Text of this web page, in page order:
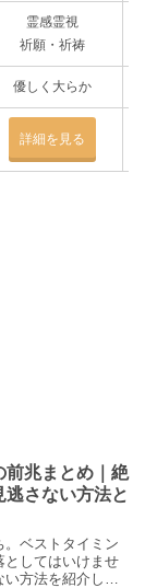
霊感霊視
祈願・祈祷
優しく大らか
詳細を見る
前兆まとめ｜絶
さない方法と
ベストタイミン
としてはいけませ
方法を紹介しま